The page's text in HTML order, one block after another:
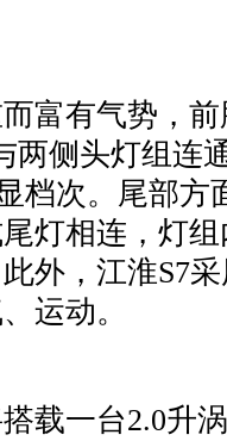
有气势，前
两侧头灯组连
档次。尾部方
灯相连，灯
外，江淮S7
运动。
一台2.0升